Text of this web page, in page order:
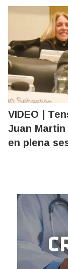
VIDEO |
Juan
en plena